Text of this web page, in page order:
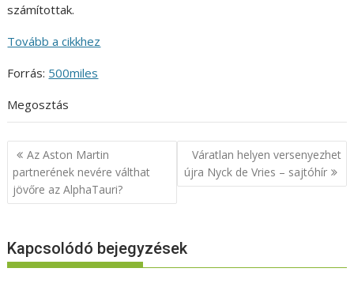
számítottak.
Tovább a cikkhez
Forrás: 500miles
Megosztás
Bejegyzés
navigáció
Az Aston Martin
partnerének nevére válthat
jövőre az AlphaTauri?
Váratlan helyen versenyezhet
újra Nyck de Vries – sajtóhír
Kapcsolódó bejegyzések